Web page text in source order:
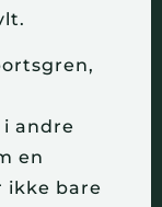
andre
en
ikke bare